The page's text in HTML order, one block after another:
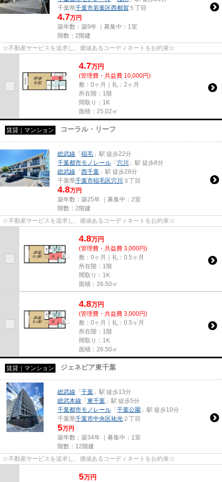
千葉県千葉市若葉区西都賀 ５丁目
4.7万円
築年数：築9年 ｜募集中： 1室
階数：2階建
☆不動産サービスを追求し、価値あるコーディネートをお約束☆
4.7万円
(管理費・共益費 10,000円)
敷：0ヶ月｜礼：2ヶ月
所在階：1階
間取り：1K
面積：25.02㎡
賃貸｜マンション コーラル・リーフ
総武線 「稲毛 」駅 徒歩22分
千葉都市モノレール 「穴川
」駅 徒歩8分
総武線 「西千葉 」駅 徒歩28分
千葉県千葉市稲毛区穴川 ３丁目
4.8万円
築年数：築25年 ｜募集中： 2室
階数：2階建
☆不動産サービスを追求し、価値あるコーディネートをお約束☆
4.8万円
(管理費・共益費 3,000円)
敷：0ヶ月｜礼：0.5ヶ月
所在階：1階
間取り：1K
面積：26.50㎡
4.8万円
(管理費・共益費 3,000円)
敷：0ヶ月｜礼：0.5ヶ月
所在階：1階
間取り：1K
面積：26.50㎡
賃貸｜マンション ジェネピア東千葉
総武線 「千葉 」駅 徒歩13分
総武本線 「東千葉 」駅 徒歩5分
千葉都市モノレール 「千葉公園 」駅 徒歩10分
千葉県千葉市中央区祐光 ２丁目
5万円
築年数：築34年 ｜募集中： 1室
階数：12階建
☆不動産サービスを追求し、価値あるコーディネートをお約束☆
5万円